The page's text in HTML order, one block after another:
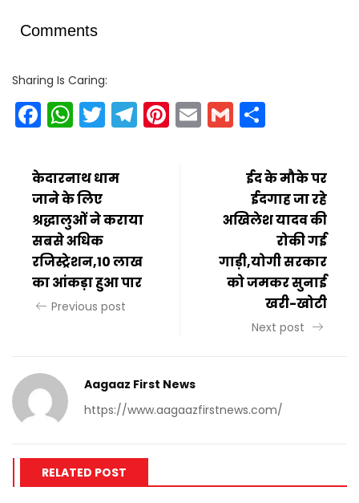
Comments
Sharing Is Caring:
Facebook
WhatsApp
Twitter
Telegram
Pinterest
EmailGmail
केदारनाथ धाम
जाने के लिए
श्रद्धालुओं ने कराया
सबसे अधिक
रजिस्ट्रेशन,10 लाख
का आंकड़ा हुआ पार
Previous post
ईद के मौके पर
ईदगाह जा रहे
अखिलेश यादव की
रोकी गई
गाड़ी,योगी सरकार
को जमकर सुनाई
खरी-खोटी
Next post
Aagaaz First News
https://www.aagaazfirstnews.com/
RELATED POST